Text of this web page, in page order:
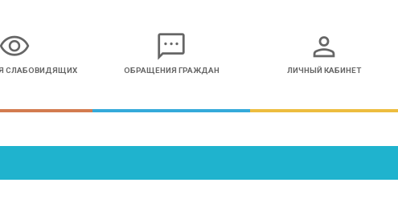
visibility
СЛАБОВИДЯЩИХ
sms
ОБРАЩЕНИЯ ГРАЖДАН
person
ЛИЧНЫЙ КАБИНЕТ